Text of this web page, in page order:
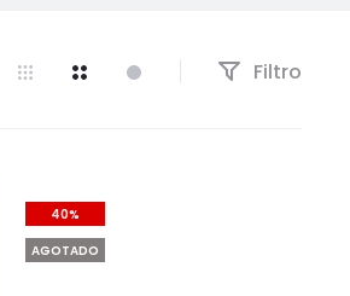
Filtro
40%
AGOTADO